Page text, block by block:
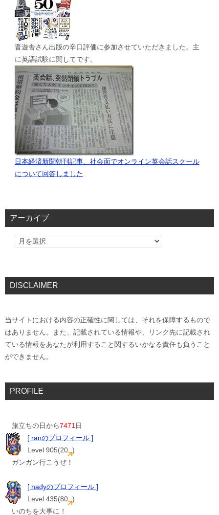
晋遊舎さん出版の辛口評価に参加させていただきました。主
に英語試験に関してです。
日本経済新聞朝刊記事、社会面でオンライン英会話スクール
について回答しました
アーカイブ
DISCLAIMER
当サイトにおける内容の正確性に関しては、それを保障するもので
はありません。また、記載されている情報や、リンク先に記載され
ている情報をあなたが利用すること関するいかなる責任も負うこと
ができません。
PROFILE
旅立ちの日から7471日
[ ranのプロフィール ]
Level 905(20 )
ガンガン行こうぜ！
[ nadyのプロフィール ]
Level 435(80 )
いのちを大事に！